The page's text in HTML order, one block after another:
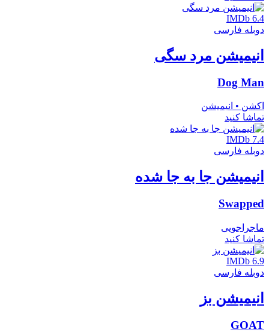
IMDb 6.4
دوبله فارسی
انیمیشن مرد سگی
Dog Man
اکشن • انیمیشن
تماشا کنید
IMDb 7.4
دوبله فارسی
انیمیشن جا به جا شده
Swapped
ماجراجویی
تماشا کنید
IMDb 6.9
دوبله فارسی
انیمیشن بز
GOAT